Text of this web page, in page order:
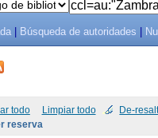
Búsqueda de autoridades
todo Limpiar todo De-